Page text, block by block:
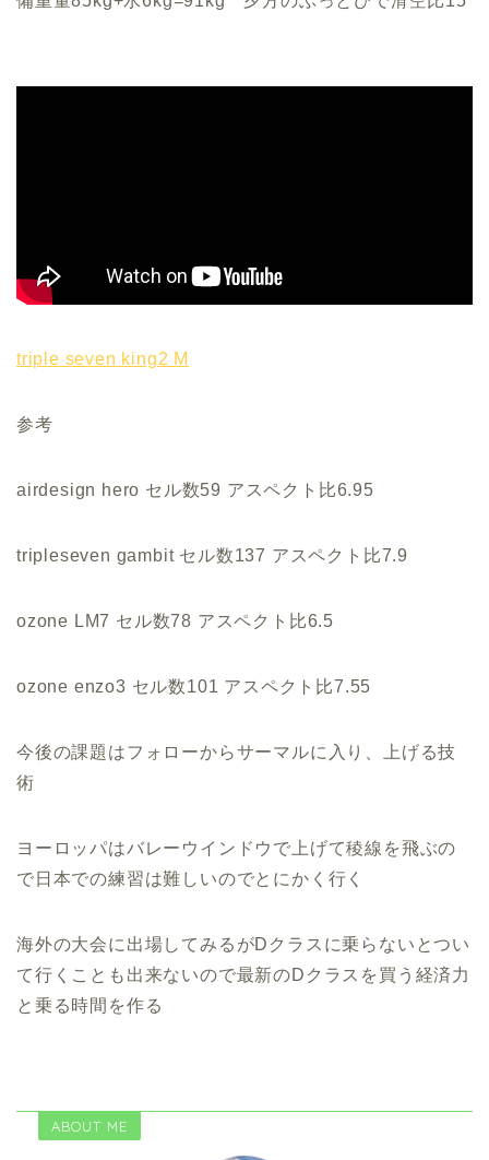
triple seven king2 M
参考
airdesign hero セル数59 アスペクト比6.95
tripleseven gambit セル数137 アスペクト比7.9
ozone LM7 セル数78 アスペクト比6.5
ozone enzo3 セル数101 アスペクト比7.55
今後の課題はフォローからサーマルに入り、上げる技
術
ヨーロッパはバレーウインドウで上げて稜線を飛ぶの
で日本での練習は難しいのでとにかく行く
海外の大会に出場してみるがDクラスに乗らないとつい
て行くことも出来ないので最新のDクラスを買う経済力
と乗る時間を作る
ABOUT ME